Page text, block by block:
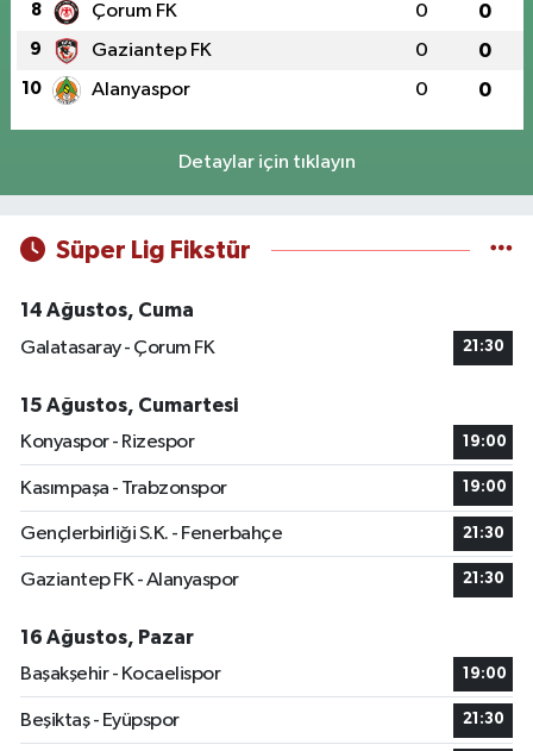
8 Çorum FK 0 0
9 Gaziantep FK 0 0
10 Alanyaspor 0 0
Detaylar için tıklayın
Süper Lig Fikstür
14 Ağustos, Cuma
Galatasaray - Çorum FK
21:30
15 Ağustos, Cumartesi
Konyaspor - Rizespor
19:00
Kasımpaşa - Trabzonspor 19:00
Gençlerbirliği S.K. - Fenerbahçe 21:30
Gaziantep FK - Alanyaspor 21:30
16 Ağustos, Pazar
Başakşehir - Kocaelispor
19:00
Beşiktaş - Eyüpspor 21:30